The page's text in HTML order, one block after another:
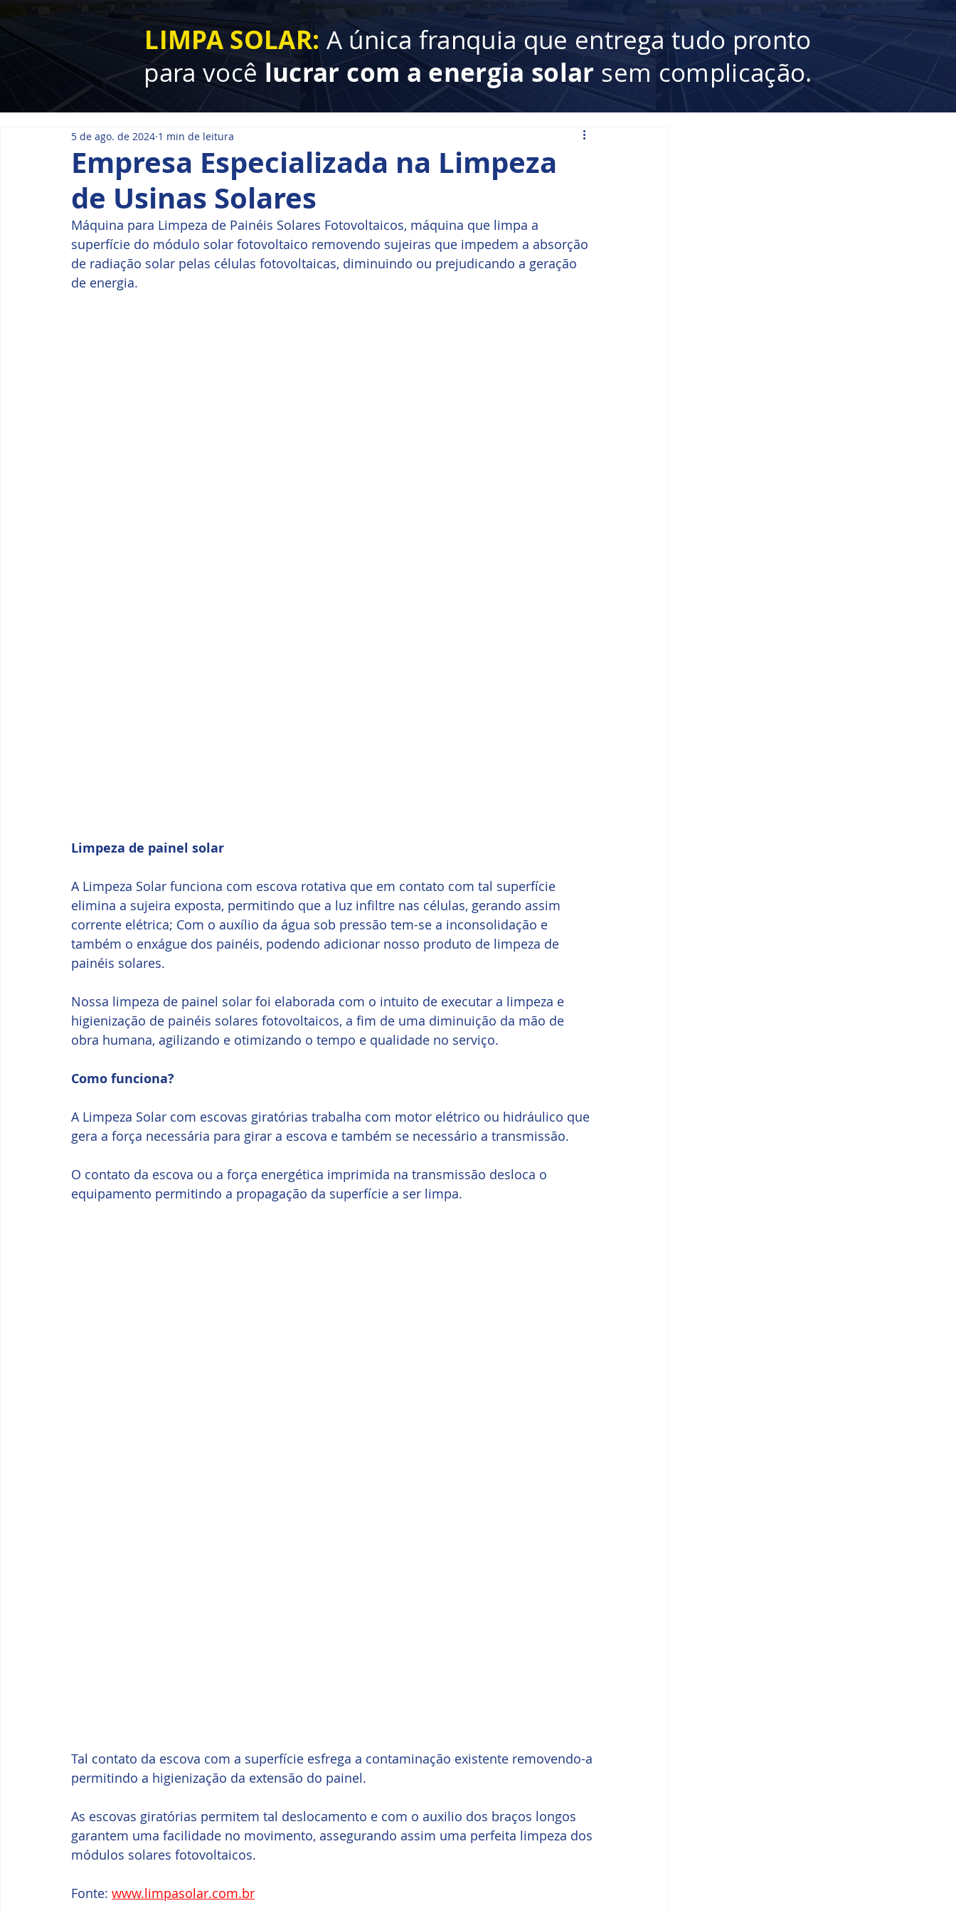
LIMPA SOLAR: A única franquia que entrega tudo pronto
para você lucrar com a energia solar sem complicação.
Empresa Especializada na Limpeza
de Usinas Solares
5 de ago. de 2024 1 min de leitura
Máquina para Limpeza de Painéis Solares Fotovoltaicos, máquina que limpa a
superfície do módulo solar fotovoltaico removendo sujeiras que impedem a absorção
de radiação solar pelas células fotovoltaicas, diminuindo ou prejudicando a geração
de energia.
Limpeza de painel solar
A Limpeza Solar funciona com escova rotativa que em contato com tal superfície
elimina a sujeira exposta, permitindo que a luz infiltre nas células, gerando assim
corrente elétrica; Com o auxílio da água sob pressão tem-se a inconsolidação e
também o enxágue dos painéis, podendo adicionar nosso produto de limpeza de
painéis solares.
Nossa limpeza de painel solar foi elaborada com o intuito de executar a limpeza e
higienização de painéis solares fotovoltaicos, a fim de uma diminuição da mão de
obra humana, agilizando e otimizando o tempo e qualidade no serviço.
Como funciona?
A Limpeza Solar com escovas giratórias trabalha com motor elétrico ou hidráulico que
gera a força necessária para girar a escova e também se necessário a transmissão.
O contato da escova ou a força energética imprimida na transmissão desloca o
equipamento permitindo a propagação da superfície a ser limpa.
Tal contato da escova com a superfície esfrega a contaminação existente removendo-a
permitindo a higienização da extensão do painel.
As escovas giratórias permitem tal deslocamento e com o auxilio dos braços longos
garantem uma facilidade no movimento, assegurando assim uma perfeita limpeza dos
módulos solares fotovoltaicos.
Fonte: www.limpasolar.com.br